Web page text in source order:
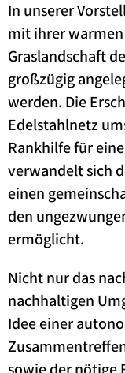
In unserer
mit ihrer
Graslandschaft
großzügig
werden. Die
Edelstahlnetz
Rankhilfe für
verwandelt sich
einen
den
ermöglicht.
Nicht nur das
nachhaltigen
Idee einer